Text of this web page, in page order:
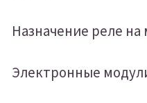
Назначение реле на
Электронные